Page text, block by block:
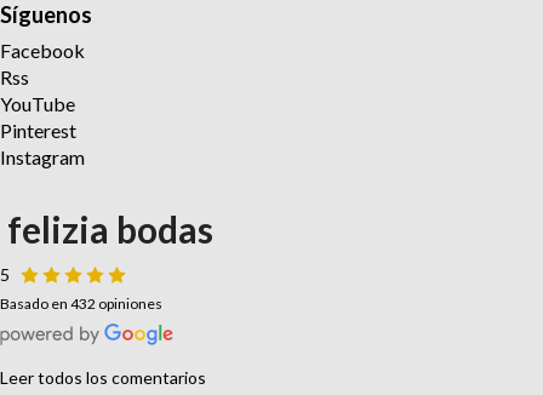
Síguenos
Facebook
Rss
YouTube
Pinterest
Instagram
felizia bodas
5
Basado en 432 opiniones
Leer todos los comentarios